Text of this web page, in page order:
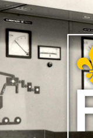
Skip to main content